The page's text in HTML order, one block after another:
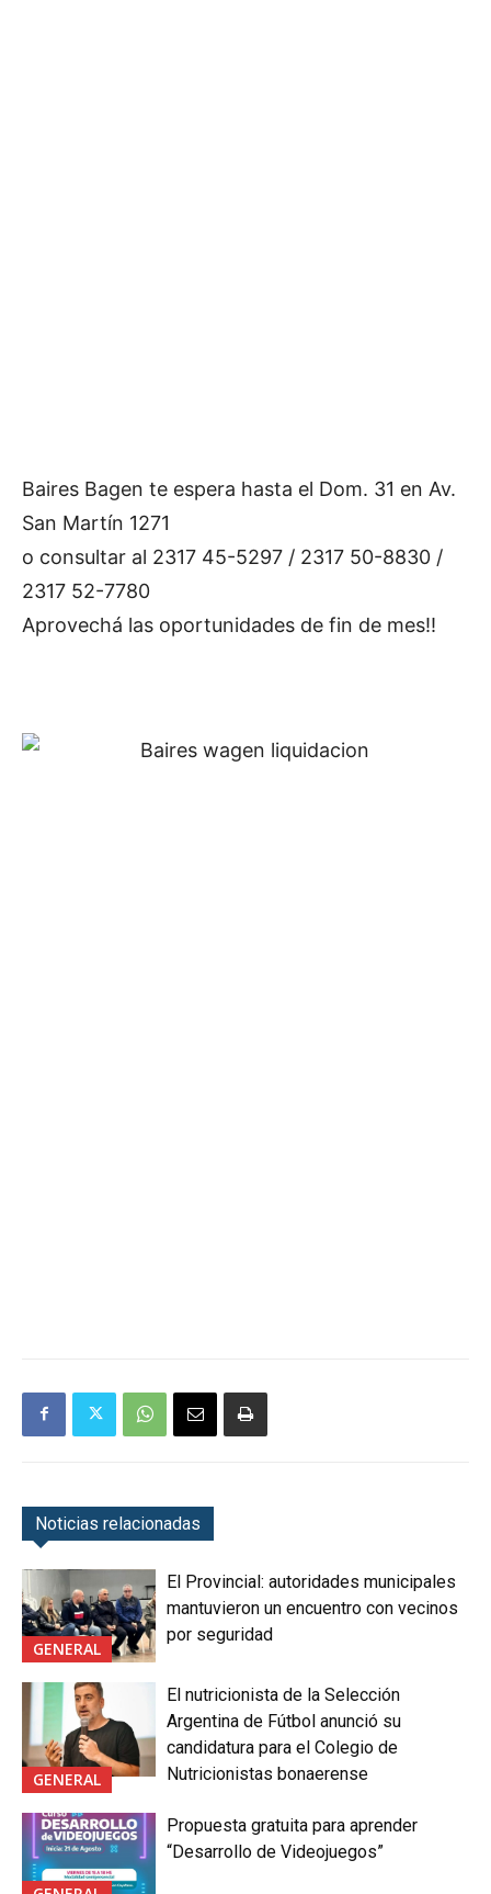
Baires Bagen te espera hasta el Dom. 31 en Av.
San Martín 1271
o consultar al 2317 45-5297 / 2317 50-8830 /
2317 52-7780
Aprovechá las oportunidades de fin de mes!!
Noticias relacionadas
GENERAL
El Provincial: autoridades municipales
mantuvieron un encuentro con vecinos
por seguridad
GENERAL
El nutricionista de la Selección
Argentina de Fútbol anunció su
candidatura para el Colegio de
Nutricionistas bonaerense
Propuesta gratuita para aprender
“Desarrollo de Videojuegos”